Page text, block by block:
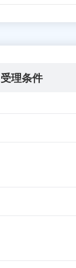
受理条件